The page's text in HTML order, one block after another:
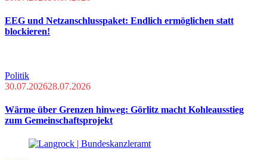
EEG und Netzanschlusspaket: Endlich ermöglichen statt
blockieren!
Politik
30.07.202628.07.2026
Wärme über Grenzen hinweg: Görlitz macht Kohleausstieg
zum Gemeinschaftsprojekt